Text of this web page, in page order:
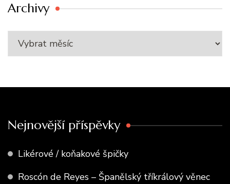
Archivy
Nejnovější příspěvky
Likérové / koňakové špičky
Roscón de Reyes – Španělský tříkrálový věnec